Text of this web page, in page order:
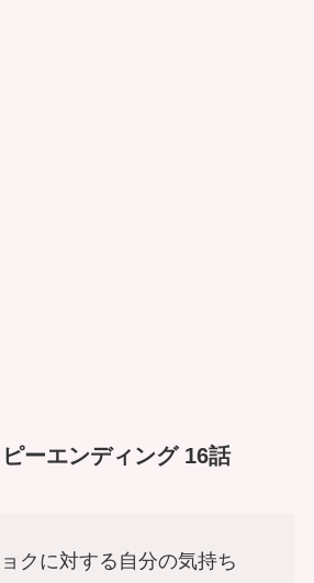
ーエンディング 16話
クに対する自分の気持ち